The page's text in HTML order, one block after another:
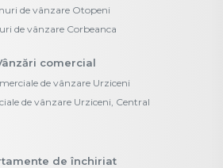
de vânzare Otopeni
de vânzare Corbeanca
comercial
de vânzare Urziceni
de vânzare Urziceni, Central
de închiriat